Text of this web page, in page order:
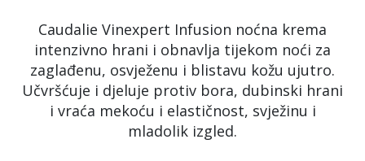
Caudalie Vinexpert Infusion noćna krema
intenzivno hrani i obnavlja tijekom noći za
zaglađenu, osvježenu i blistavu kožu ujutro.
Učvršćuje i djeluje protiv bora, dubinski hrani
i vraća mekoću i elastičnost, svježinu i
mladolik izgled.